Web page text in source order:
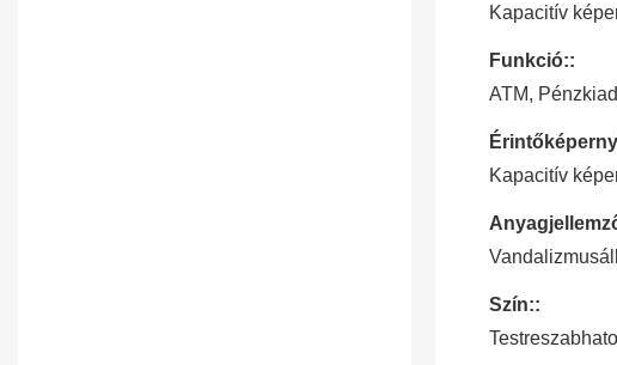
Kapacitív
Funkció::
ATM,
Kapacitív
Szín::